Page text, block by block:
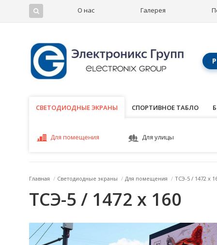
О нас Галерея
СВЕТОДИОДНЫЕ ЭКРАНЫ
СВЕТОДИОДНЫЕ ЭКРАНЫ СПОРТИВНОЕ ТАБЛО
Для помещения Для улицы
Главная / Светодиодные экраны / Для помещения / ТСЭ-5 / 1472 x
ТСЭ-5 / 1472 x 160